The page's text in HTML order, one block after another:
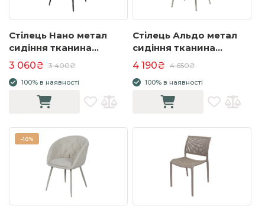
Стілець Нано метал
сидіння тканина
480x605x850 темно-
сірий
3 060₴ 3 400₴
100% в наявності
Стілець Альдо метал
сидіння тканина
молочна ноги шампань
4 190₴ 4 650₴
100% в наявності
-10%